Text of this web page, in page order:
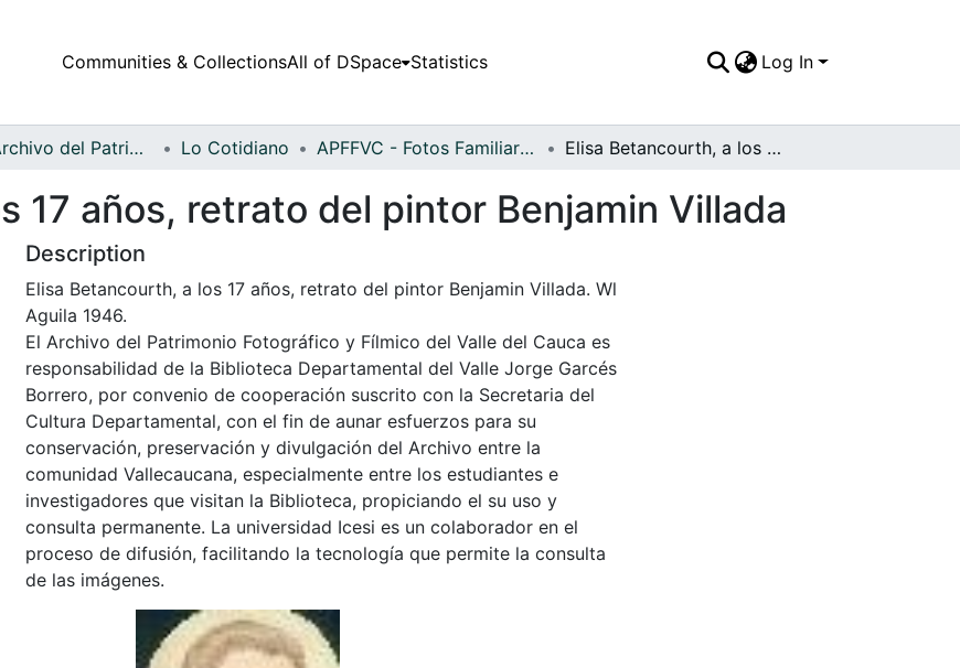
Communities & CollectionsAll of DSpace Statistics Log In
Fondo Archivo del Patrimonio Fotográfico y Fílmico del Valle del Cauca Lo Cotidiano APFFVC - Fotos Familiares - Patrimonial Elisa Betancourth, a los 17 años, retrato del pintor Benjamin Villada
17 años, retrato del pintor Benjamin Villada
Description
Elisa Betancourth, a los 17 años, retrato del pintor Benjamin Villada. Wl
Aguila 1946.
El Archivo del Patrimonio Fotográfico y Fílmico del Valle del Cauca es
responsabilidad de la Biblioteca Departamental del Valle Jorge Garcés
Borrero, por convenio de cooperación suscrito con la Secretaria del
Cultura Departamental, con el fin de aunar esfuerzos para su
conservación, preservación y divulgación del Archivo entre la
comunidad Vallecaucana, especialmente entre los estudiantes e
investigadores que visitan la Biblioteca, propiciando el su uso y
consulta permanente. La universidad Icesi es un colaborador en el
proceso de difusión, facilitando la tecnología que permite la consulta
de las imágenes.